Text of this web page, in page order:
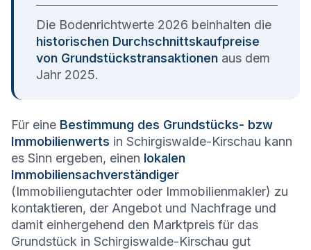
Die Bodenrichtwerte 2026 beinhalten die
historischen Durchschnittskaufpreise
von Grundstückstransaktionen aus dem
Jahr 2025.
Für eine Bestimmung des Grundstücks- bzw
Immobilienwerts in Schirgiswalde-Kirschau kann
es Sinn ergeben, einen lokalen
Immobiliensachverständiger
(Immobiliengutachter oder Immobilienmakler) zu
kontaktieren, der Angebot und Nachfrage und
damit einhergehend den Marktpreis für das
Grundstück in Schirgiswalde-Kirschau gut